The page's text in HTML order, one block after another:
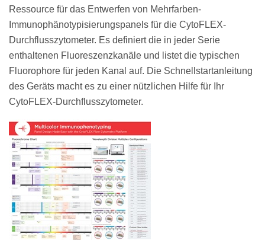
Ressource für das Entwerfen von Mehrfarben-
Immunophänotypisierungspanels für die CytoFLEX-
Durchflusszytometer. Es definiert die in jeder Serie
enthaltenen Fluoreszenzkanäle und listet die typischen
Fluorophore für jeden Kanal auf. Die Schnellstartanleitung
des Geräts macht es zu einer nützlichen Hilfe für Ihr
CytoFLEX-Durchflusszytometer.